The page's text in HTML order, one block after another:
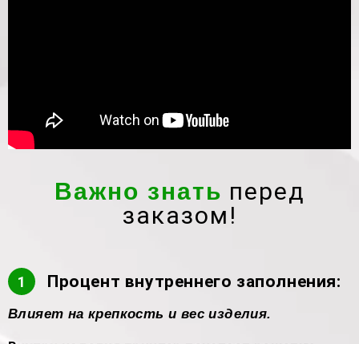
Важно знать перед
заказом!
1 Процент внутреннего заполнения:
Влияет на крепкость и вес изделия.